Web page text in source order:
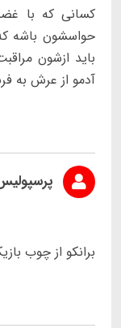
کسانی که با
حواسشون باشه
باید ازشون
آدمو از عرش به
برانکو از چوب